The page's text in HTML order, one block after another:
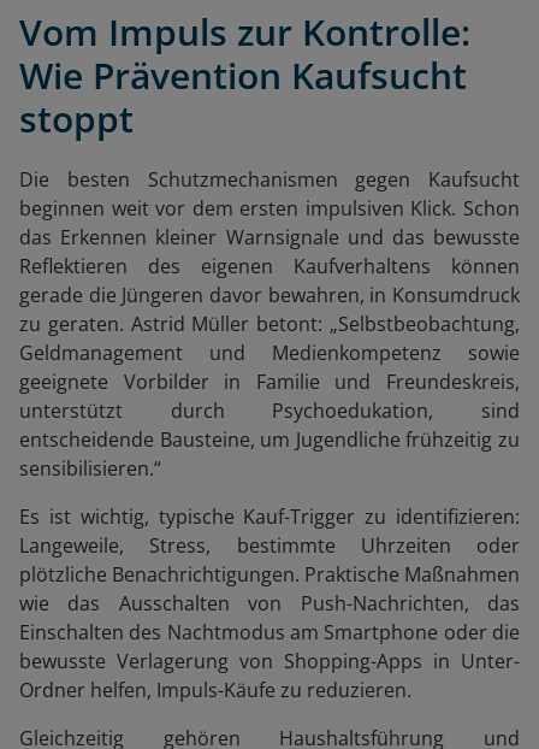
Vom Impuls zur Kontrolle:
Wie Prävention Kaufsucht
stoppt
Die besten Schutzmechanismen gegen Kaufsucht
beginnen weit vor dem ersten impulsiven Klick. Schon
das Erkennen kleiner Warnsignale und das bewusste
Reflektieren des eigenen Kaufverhaltens können
gerade die Jüngeren davor bewahren, in Konsumdruck
zu geraten. Astrid Müller betont: „Selbstbeobachtung,
Geldmanagement und Medienkompetenz sowie
geeignete Vorbilder in Familie und Freundeskreis,
unterstützt durch Psychoedukation, sind
entscheidende Bausteine, um Jugendliche frühzeitig zu
sensibilisieren.“
Es ist wichtig, typische Kauf-Trigger zu identifizieren:
Langeweile, Stress, bestimmte Uhrzeiten oder
plötzliche Benachrichtigungen. Praktische Maßnahmen
wie das Ausschalten von Push-Nachrichten, das
Einschalten des Nachtmodus am Smartphone oder die
bewusste Verlagerung von Shopping-Apps in Unter-
Ordner helfen, Impuls-Käufe zu reduzieren.
Gleichzeitig gehören Haushaltsführung und